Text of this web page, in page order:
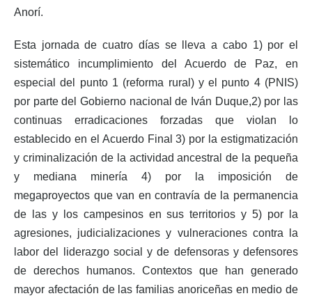
Anorí.
Esta jornada de cuatro días se lleva a cabo 1) por el
sistemático incumplimiento del Acuerdo de Paz, en
especial del punto 1 (reforma rural) y el punto 4 (PNIS)
por parte del Gobierno nacional de Iván Duque,2) por las
continuas erradicaciones forzadas que violan lo
establecido en el Acuerdo Final 3) por la estigmatización
y criminalización de la actividad ancestral de la pequeña
y mediana minería 4) por la imposición de
megaproyectos que van en contravía de la permanencia
de las y los campesinos en sus territorios y 5) por la
agresiones, judicializaciones y vulneraciones contra la
labor del liderazgo social y de defensoras y defensores
de derechos humanos. Contextos que han generado
mayor afectación de las familias anoriceñas en medio de